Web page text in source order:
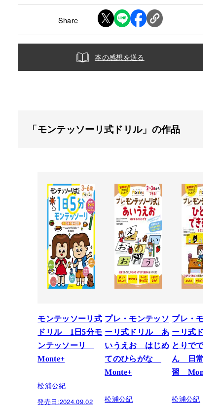
Share
本の感想を送る
「モンテッソーリ式ドリル」の作品
モンテッソーリ式
ドリル 1日5分モ
ンテッソーリ
Monte+
松浦公紀
発売日:2024.09.02
プレ・モンテッソ
ーリ式ドリル あ
いうえお はじめ
てのひらがな
Monte+
松浦公紀
プレ・モン
ーリ式ドリ
とりででき
ん 日常生活
習 Monte+
松浦公紀